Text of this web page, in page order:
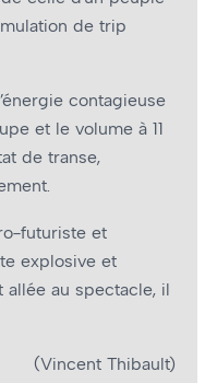
de trip
contagieuse
et le volume à 11
de transe,
futuriste et
explosive et
allée au spectacle, il
(Vincent Thibault)